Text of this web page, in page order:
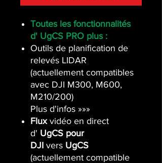
Toutes les fonctionnalités
d' UgCS PRO plus :
Outils de planification de
relevés LIDAR
(actuellement compatibles
avec DJI M300, M600,
M210/200)
Plus d'infos »»»
Fluxvidéo en direct
d' UgCS pour
DJI vers UgCS
(actuellement compatible